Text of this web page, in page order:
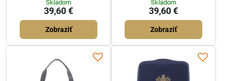
Skladom
39,60 €
Zobraziť
Skladom
39,60 €
Zobraziť